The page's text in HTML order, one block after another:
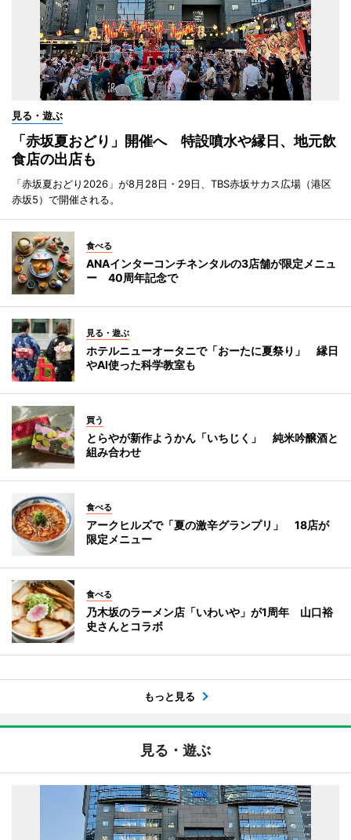
見る・遊ぶ
「赤坂夏おどり」開催へ 特設噴水や縁日、地元飲
食店の出店も
「赤坂夏おどり2026」が8月28日・29日、TBS赤坂サカス広場（港区
赤坂5）で開催される。
食べる
ANAインターコンチネンタルの3店舗が限定メニュ
ー 40周年記念で
見る・遊ぶ
ホテルニューオータニで「おーたに夏祭り」 縁日
やAI使った科学教室も
買う
とらやが新作ようかん「いちじく」 純米吟醸酒と
組み合わせ
食べる
アークヒルズで「夏の激辛グランプリ」 18店が
限定メニュー
食べる
乃木坂のラーメン店「いわいや」が1周年 山口裕
史さんとコラボ
もっと見る
見る・遊ぶ